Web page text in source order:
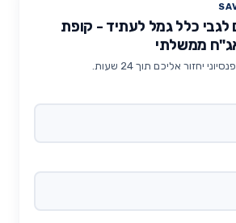
לגבי כלל גמל לעתיד - קופת
ממשלתי
יחזור אליכם תוך 24 שעות.